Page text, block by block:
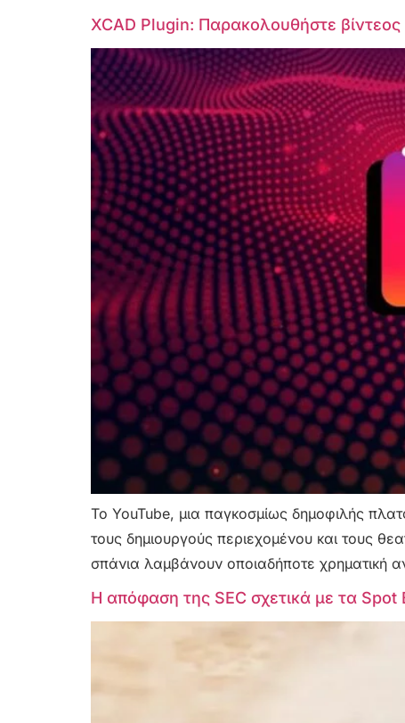
XCAD Plugin: Παρακολουθήστε βίντεος
Το YouTube, μια παγκοσμίως δημοφιλής
τους δημιουργούς περιεχομένου και τους
σπάνια λαμβάνουν οποιαδήποτε χρηματική
Η απόφαση της SEC σχετικά με τα Spot